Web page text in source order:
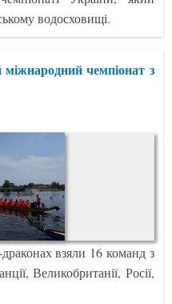
водосховищі.
чемпіонат з
взяли 16 команд з
Великобританії, Росії,